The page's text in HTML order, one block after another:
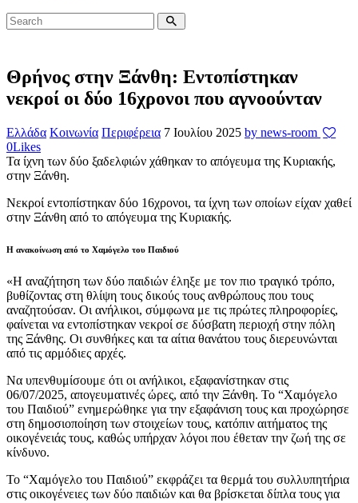
Θρήνος στην Ξάνθη: Εντοπίστηκαν
νεκροί οι δύο 16χρονοι που αγνοούνταν
Ελλάδα Κοινωνία Περιφέρεια 7 Ιουλίου 2025 by news-room
0Likes
Τα ίχνη των δύο ξαδελφιών χάθηκαν το απόγευμα της Κυριακής,
στην Ξάνθη.
Νεκροί εντοπίστηκαν δύο 16χρονοι, τα ίχνη των οποίων είχαν χαθεί
στην Ξάνθη από το απόγευμα της Κυριακής.
Η ανακοίνωση από το Χαμόγελο του Παιδιού
«Η αναζήτηση των δύο παιδιών έληξε με τον πιο τραγικό τρόπο,
βυθίζοντας στη θλίψη τους δικούς τους ανθρώπους που τους
αναζητούσαν. Οι ανήλικοι, σύμφωνα με τις πρώτες πληροφορίες,
φαίνεται να εντοπίστηκαν νεκροί σε δύσβατη περιοχή στην πόλη
της Ξάνθης. Οι συνθήκες και τα αίτια θανάτου τους διερευνώνται
από τις αρμόδιες αρχές.
Να υπενθυμίσουμε ότι οι ανήλικοι, εξαφανίστηκαν στις
06/07/2025, απογευματινές ώρες, από την Ξάνθη. Το “Χαμόγελο
του Παιδιού” ενημερώθηκε για την εξαφάνιση τους και προχώρησε
στη δημοσιοποίηση των στοιχείων τους, κατόπιν αιτήματος της
οικογένειάς τους, καθώς υπήρχαν λόγοι που έθεταν την ζωή της σε
κίνδυνο.
To “Χαμόγελο του Παιδιού” εκφράζει τα θερμά του συλλυπητήρια
στις οικογένειες των δύο παιδιών και θα βρίσκεται δίπλα τους για